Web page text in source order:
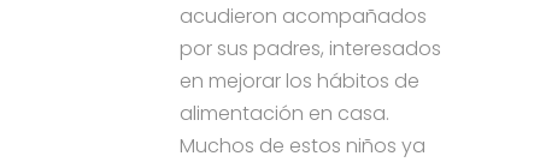
acudieron acompañados
por sus padres, interesados
en mejorar los hábitos de
alimentación en casa.
Muchos de estos niños ya